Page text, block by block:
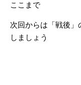
ここまで
次回からは「戦後」
しましょう